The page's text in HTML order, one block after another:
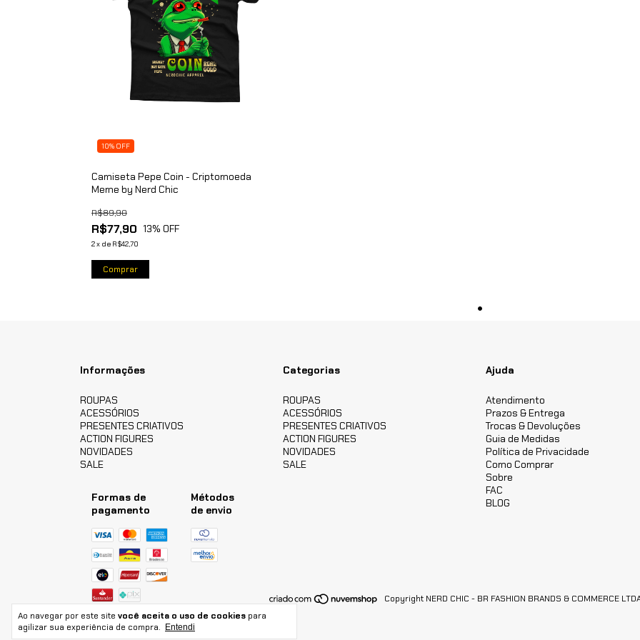
Ao navegar por este site você aceita o uso de cookies para
agilizar sua experiência de compra.
Entendi
10% OFF
Camiseta Pepe Coin - Criptomoeda
Meme by Nerd Chic
R$77,90
R$89,90
13% OFF
2x de R$42,70
Comprar
Informações
ROUPAS
ACESSÓRIOS
PRESENTES CRIATIVOS
ACTION FIGURES
NOVIDADES
SALE
Categorias
ROUPAS
ACESSÓRIOS
PRESENTES CRIATIVOS
ACTION FIGURES
NOVIDADES
SALE
Ajuda
Atendimento
Prazos & Entrega
Trocas & Devoluções
Guia de Medidas
Política de Privacidade
Como Comprar
Sobre
FAC
BLOG
Formas de
pagamento
Métodos
de envio
Copyright NERD CHIC - BR FASHION BRANDS & COMMERCE